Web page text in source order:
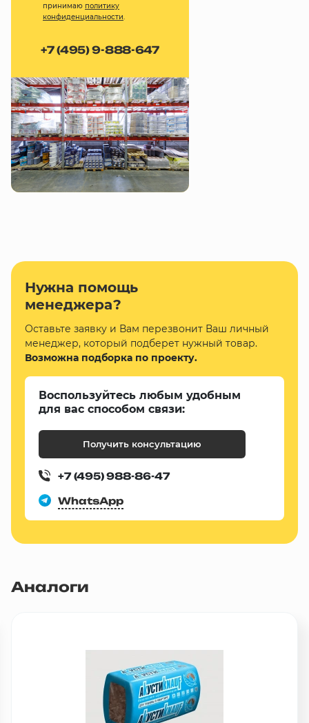
принимаю политику
конфиденциальности.
+7 (495) 9-888-647
Нужна помощь
менеджера?
Оставьте заявку и Вам перезвонит Ваш личный
менеджер, который подберет нужный товар.
Возможна подборка по проекту.
Воспользуйтесь любым удобным
для вас способом связи:
Получить консультацию
+7 (495) 988-86-47
WhatsApp
Аналоги